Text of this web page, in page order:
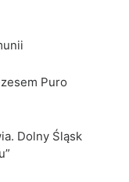
Puro
Dolny Śląsk